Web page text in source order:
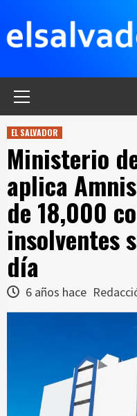
contenido
EL SALVADOR
Ministerio
aplica
de 18,000
insolventes
día
6 años hace